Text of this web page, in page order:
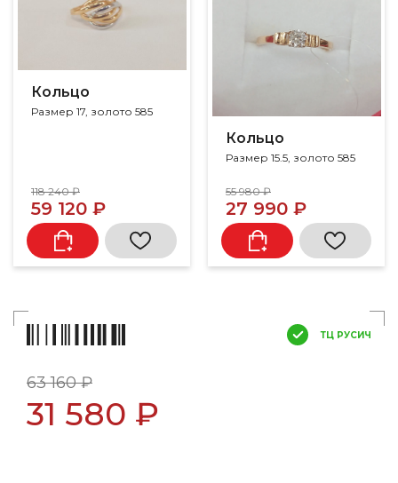
Кольцо
Размер 17, золото 585
118 240 ₽
59 120 ₽
Кольцо
Размер 15.5, золото 585
55 980 ₽
27 990 ₽
ТЦ РУСИЧ
63 160 ₽
31 580 ₽